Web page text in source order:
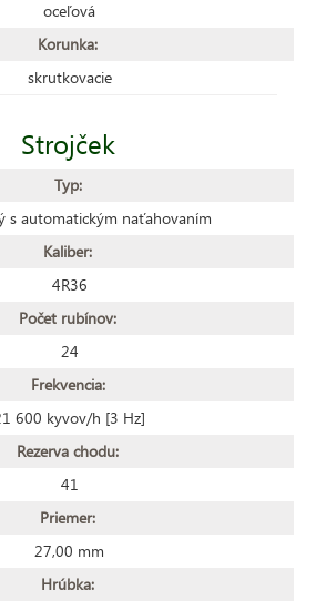
oceľová
Korunka:
skrutkovacie
Strojček
Typ:
s automatickým naťahovaním
Kaliber:
4R36
Počet rubínov:
24
Frekvencia:
600 kyvov/h [3 Hz]
Rezerva chodu:
41
Priemer:
27,00 mm
Hrúbka: